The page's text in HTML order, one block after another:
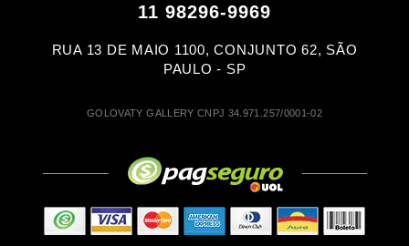
11 98296-9969
RUA 13 DE MAIO 1100, CONJUNTO 62, SÃO
PAULO - SP
GOLOVATY GALLERY CNPJ 34.971.257/0001-02